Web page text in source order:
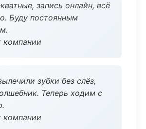
запись онлайн, всё
Буду постоянным
компании
зубки без слёз,
Теперь ходим с
компании